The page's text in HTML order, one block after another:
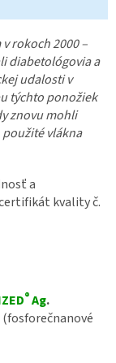
rokoch 2000 –
diabetológovia a
udalosti v
týchto ponožiek
znovu mohli
použité vlákna
a
kvality č.
®Ag.
(fosforečnanové